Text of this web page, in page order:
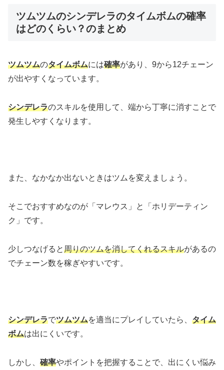
ツムツムのシンデレラのタイムボムの確率
はどのくらい？のまとめ
ツムツムのタイムボムには確率があり、9から12チェーン
が出やすくなっています。
シンデレラのスキルを使用して、端から丁寧に消すことで
発生しやすくなります。
また、なかなか出ないときはツムを変えましょう。
そこでおすすめなのが「マレウス」と「ホリデーティン
ク」です。
少しつなげると周りのツムを消してくれるスキルがあるの
でチェーン数を稼ぎやすいです。
シンデレラでツムツムを適当にプレイしていたら、 タイム
ボムは出にくいです。
しかし、 確率やポイントを把握することで、出にくい悩み